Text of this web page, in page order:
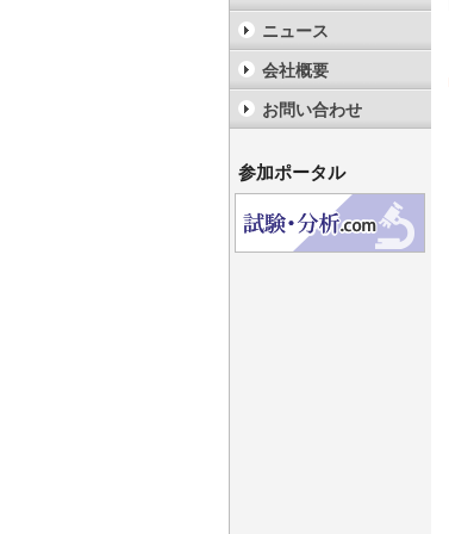
ニュース
会社概要
お問い合わせ
参加ポータル